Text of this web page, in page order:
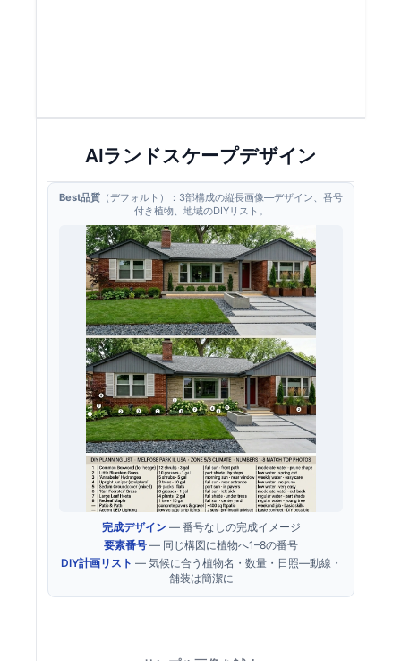
AIランドスケープデザイン
Best品質 （デフォルト）：3部構成の縦長画像—デザイン、番号
付き植物、地域のDIYリスト。
完成デザイン— 番号なしの完成イメージ
要素番号 — 同じ構図に植物へ1–8の番号
DIY計画リスト — 気候に合う植物名・数量・日照—動線・
舗装は簡潔に